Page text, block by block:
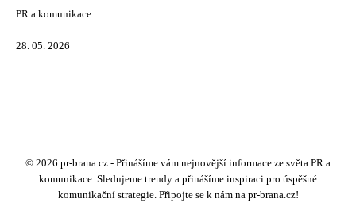
PR a komunikace
28. 05. 2026
© 2026 pr-brana.cz - Přinášíme vám nejnovější informace ze světa PR a
komunikace. Sledujeme trendy a přinášíme inspiraci pro úspěšné
komunikační strategie. Připojte se k nám na pr-brana.cz!